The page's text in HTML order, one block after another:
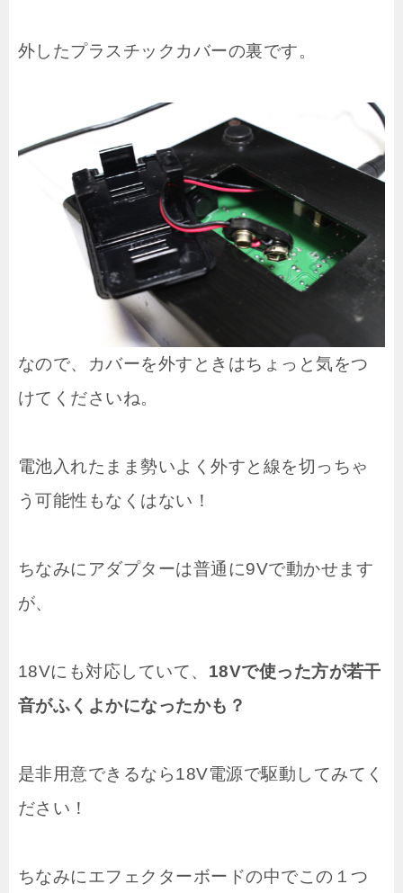
外したプラスチックカバーの裏です。
なので、カバーを外すときはちょっと気をつ
けてくださいね。
電池入れたまま勢いよく外すと線を切っちゃ
う可能性もなくはない！
ちなみにアダプターは普通に9Vで動かせます
が、
18Vにも対応していて、 18Vで使った方が若干
音がふくよかになったかも？
是非用意できるなら18V電源で駆動してみてく
ださい！
ちなみにエフェクターボードの中でこの１つ